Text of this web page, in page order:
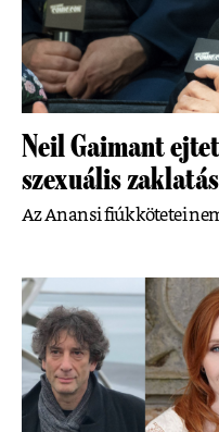
Neil Gaimant
szexuális
Az Anansi fiúk kötetei